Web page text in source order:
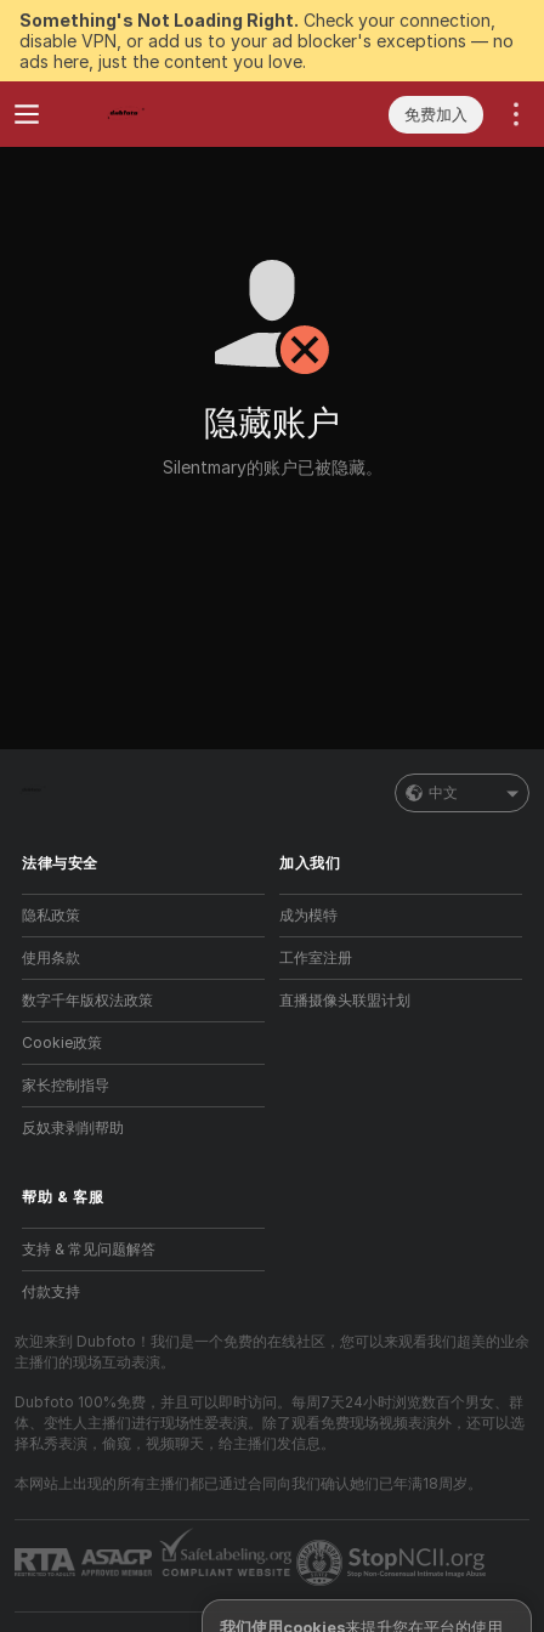
Something's Not Loading Right. Check your connection,
disable VPN, or add us to your ad blocker's exceptions — no
ads here, just the content you love.
免费加入
隐藏账户
Silentmary的账户已被隐藏。
中文
法律与安全
隐私政策
使用条款
数字千年版权法政策
Cookie政策
家长控制指导
反奴隶剥削帮助
加入我们
成为模特
工作室注册
直播摄像头联盟计划
帮助 &客服
支持 & 常见问题解答
付款支持
欢迎来到 Dubfoto！我们是一个免费的在线社区，您可以来观看我们超美的业余
主播们的现场互动表演。
Dubfoto 100%免费，并且可以即时访问。每周7天24小时浏览数百个男女、群
体、变性人主播们进行现场性爱表演。除了观看免费现场视频表演外，还可以选
择私秀表演，偷窥，视频聊天，给主播们发信息。
本网站上出现的所有主播们都已通过合同向我们确认她们已年满18周岁。
我们使用cookies来提升您在平台的使用